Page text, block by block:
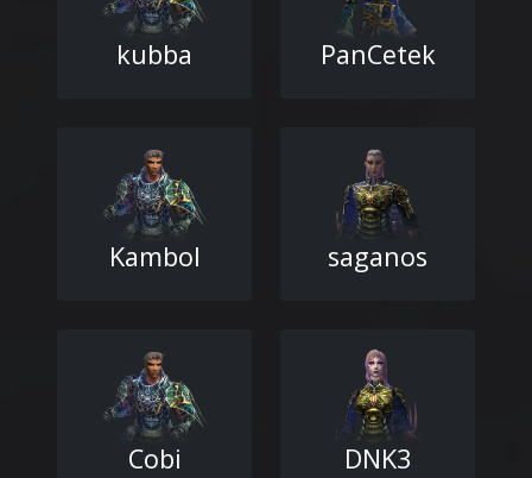
kubba PanCetek
Kambol saganos
Cobi DNK3